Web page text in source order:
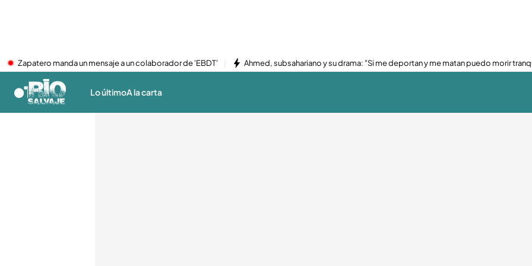
Zapatero manda un mensaje a un colaborador de 'EBDT' Ahmed, subsahariano y su drama: "Si me deportan y me matan puedo morir
Lo últimoA la carta